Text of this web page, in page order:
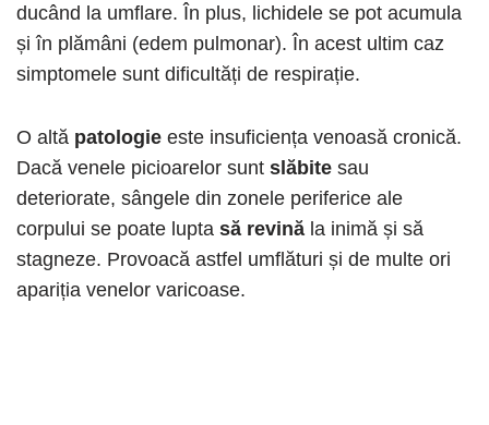
ducând la umflare. În plus, lichidele se pot acumula
și în plămâni (edem pulmonar). În acest ultim caz
simptomele sunt dificultăți de respirație.
O altă patologie este insuficiența venoasă cronică.
Dacă venele picioarelor sunt slăbite sau
deteriorate, sângele din zonele periferice ale
corpului se poate lupta să revină la inimă și să
stagneze. Provoacă astfel umflături și de multe ori
apariția venelor varicoase.